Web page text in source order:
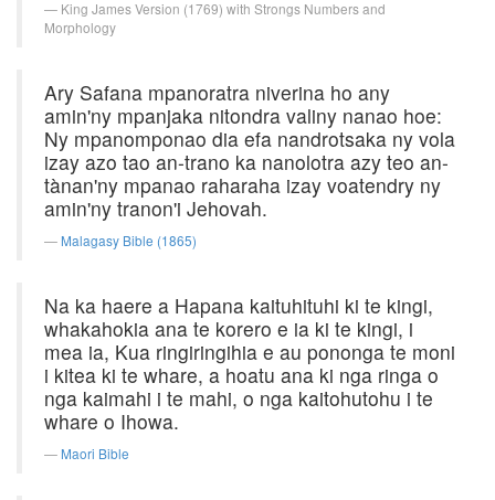
King James Version (1769) with Strongs Numbers and
Morphology
Ary Safana mpanoratra niverina ho any
amin'ny mpanjaka nitondra valiny nanao hoe:
Ny mpanomponao dia efa nandrotsaka ny vola
izay azo tao an-trano ka nanolotra azy teo an-
tànan'ny mpanao raharaha izay voatendry ny
amin'ny tranon'i Jehovah.
Malagasy Bible (1865)
Na ka haere a Hapana kaituhituhi ki te kingi,
whakahokia ana te korero e ia ki te kingi, i
mea ia, Kua ringiringihia e au pononga te moni
i kitea ki te whare, a hoatu ana ki nga ringa o
nga kaimahi i te mahi, o nga kaitohutohu i te
whare o Ihowa.
Maori Bible